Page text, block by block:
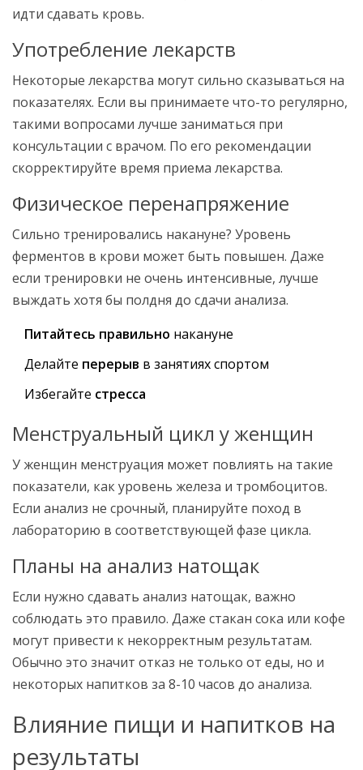
идти сдавать кровь.
Употребление лекарств
Некоторые лекарства могут сильно сказываться на
показателях. Если вы принимаете что-то регулярно,
такими вопросами лучше заниматься при
консультации с врачом. По его рекомендации
скорректируйте время приема лекарства.
Физическое перенапряжение
Сильно тренировались накануне? Уровень
ферментов в крови может быть повышен. Даже
если тренировки не очень интенсивные, лучше
выждать хотя бы полдня до сдачи анализа.
Питайтесь правильно накануне
Делайте перерыв в занятиях спортом
Избегайте стресса
Менструальный цикл у женщин
У женщин менструация может повлиять на такие
показатели, как уровень железа и тромбоцитов.
Если анализ не срочный, планируйте поход в
лабораторию в соответствующей фазе цикла.
Планы на анализ натощак
Если нужно сдавать анализ натощак, важно
соблюдать это правило. Даже стакан сока или кофе
могут привести к некорректным результатам.
Обычно это значит отказ не только от еды, но и
некоторых напитков за 8-10 часов до анализа.
Влияние пищи и напитков на
результаты